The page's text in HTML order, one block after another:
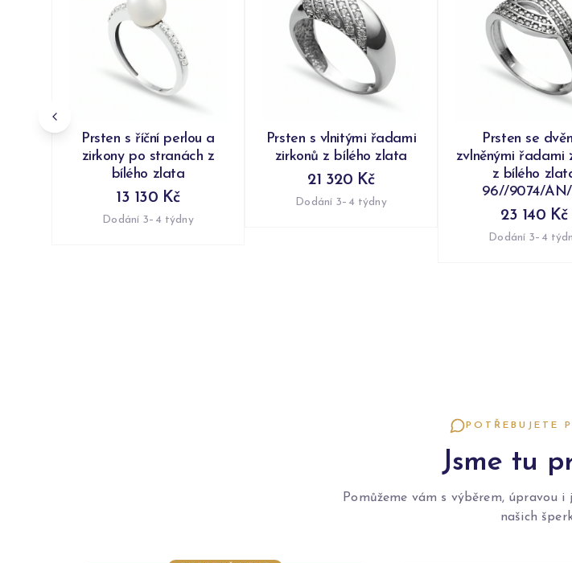
Prsten s říční perlou a
zirkony po stranách z
bílého zlata
13 130 Kč
Dodání 3–4 týdny
Prsten s vlnitými řadami
zirkonů z bílého zlata
21 320 Kč
Dodání 3–4 týdny
Prsten se
zvlněnými řadami
z bílého
96//9074/
23 140 Kč
Dodání 3–4
POTŘEBUJETE
Jsme tu
Pomůžeme vám s výběrem, úpravou
našich